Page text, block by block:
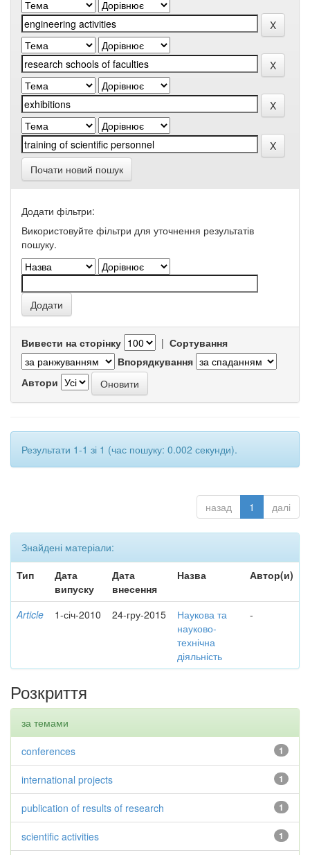
Почати новий пошук
Додати фільтри:
Використовуйте фільтри для уточнення результатів
пошуку.
Вивести на сторінку | Сортування
Впорядкування
Автори
Результати 1-1 зі 1 (час пошуку: 0.002 секунди).
назад 1 далі
Знайдені матеріали:
Тип
Дата
випуску
Дата
внесення
Назва Автор(и)
Article 1-січ-2010 24-гру-2015
Наукова та
науково-
технічна
діяльність
-
Розкриття
за темами
1
conferences
1
international projects
1
publication of results of research
1
scientific activities